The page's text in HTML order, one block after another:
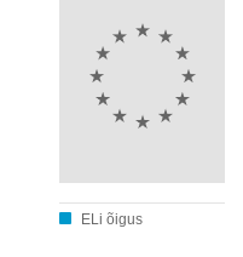
ELi õigus